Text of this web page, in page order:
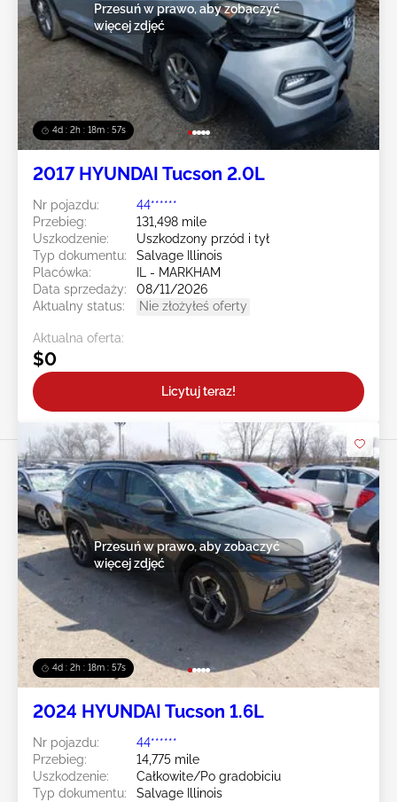
4d : 2h : 18m : 55s
Przesuń w prawo, aby zobaczyć
więcej zdjęć
2017 HYUNDAI Tucson 2.0L
Nr pojazdu:
44******
Przebieg:
131,498 mile
Uszkodzenie:
Uszkodzony przód i tył
Typ dokumentu:
Salvage Illinois
Placówka:
IL - MARKHAM
Data sprzedaży:
08/11/2026
Aktualny status:
Nie złożyłeś oferty
Aktualna oferta:
$0
Licytuj teraz!
4d : 2h : 18m : 55s
Przesuń w prawo, aby zobaczyć
więcej zdjęć
2024 HYUNDAI Tucson 1.6L
Nr pojazdu:
44******
Przebieg:
14,775 mile
Uszkodzenie:
Całkowite/Po gradobiciu
Typ dokumentu:
Salvage Illinois